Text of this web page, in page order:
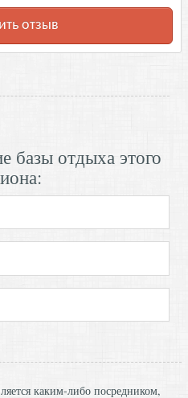
отзыв
базы отдыха этого
каким-либо посредником,